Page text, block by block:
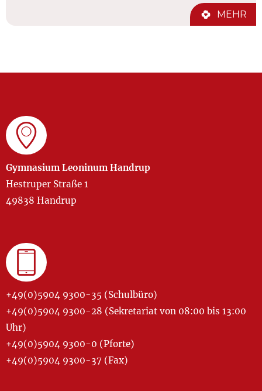
MEHR
Gymnasium Leoninum Handrup
Hestruper Straße 1
49838 Handrup
+49(0)5904 9300-35 (Schulbüro)
+49(0)5904 9300-28 (Sekretariat von 08:00 bis 13:00
Uhr)
+49(0)5904 9300-0 (Pforte)
+49(0)5904 9300-37 (Fax)